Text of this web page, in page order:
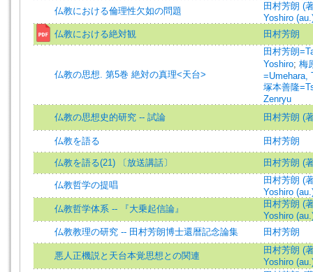
仏教における倫理性欠如の問題
田村芳朗 (
Yoshiro
仏教における絶対観
田村芳朗
仏教の思想. 第5巻 絶対の真理<天台>
田村芳朗
Yoshiro; 梅
=Umehara,
塚本善隆
Zenryu
仏教の思想史的研究 -- 試論
田村芳朗 (
仏教を語る 田村芳朗
仏教を語る(21) 〔放送講話〕 田村芳朗 (
仏教哲学の提唱
田村芳朗 (
Yoshiro
仏教哲学体系 -- 『大乗起信論』
田村芳朗 (
Yoshiro
仏教教理の研究 -- 田村芳朗博士還暦記念論集
田村芳朗
悪人正機説と天台本覚思想との関連
田村芳朗 (
Yoshiro